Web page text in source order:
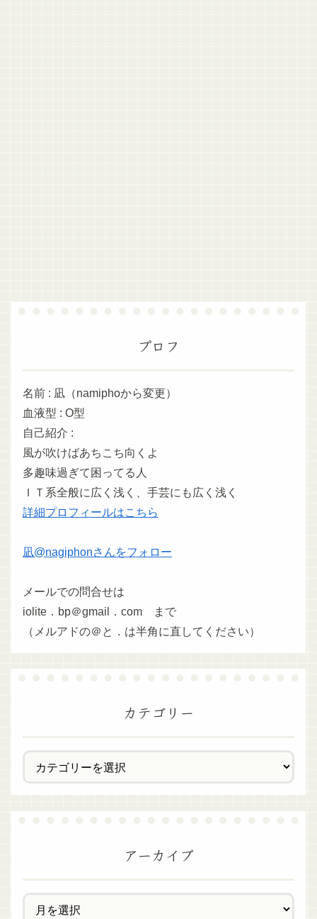
プロフ
名前 : 凪（namiphoから変更）
血液型 : O型
自己紹介 :
風が吹けばあちこち向くよ
多趣味過ぎて困ってる人
ＩＴ系全般に広く浅く、手芸にも広く浅く
詳細プロフィールはこちら
凪@nagiphonさんをフォロー
メールでの問合せは
iolite．bp＠gmail．com まで
（メルアドの＠と．は半角に直してください）
カテゴリー
アーカイブ